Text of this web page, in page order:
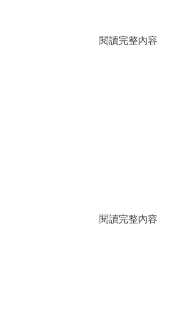
閱讀完整內容
閱讀完整內容